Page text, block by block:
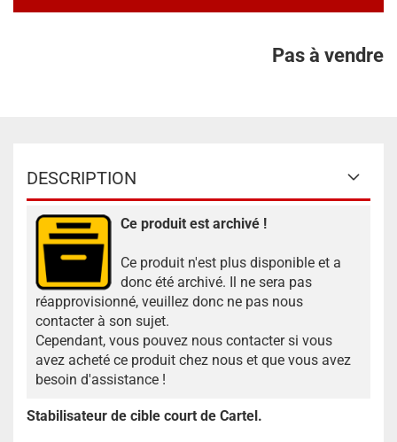
Pas à vendre
DESCRIPTION
Ce produit est archivé !
Ce produit n'est plus disponible et a
donc été archivé. Il ne sera pas
réapprovisionné, veuillez donc ne pas nous
contacter à son sujet.
Cependant, vous pouvez nous contacter si vous
avez acheté ce produit chez nous et que vous avez
besoin d'assistance !
Stabilisateur de cible court de Cartel.